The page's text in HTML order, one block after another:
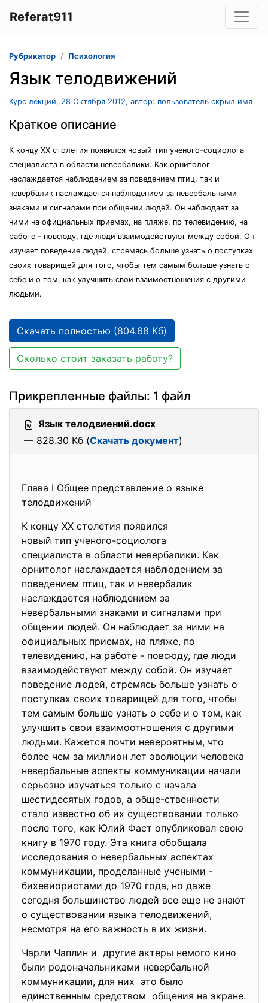
Referat911
Рубрикатор Психология
Язык телодвижений
Курс лекций, 28 Октября 2012, автор: пользователь скрыл имя
Краткое описание
К концу XX столетия появился новый тип ученого-социолога
специалиста в области невербалики. Как орнитолог
наслаждается наблюдением за поведением птиц, так и
невербалик наслаждается наблюдением за невербальными
знаками и сигналами при общении людей. Он наблюдает за
ними на официальных приемах, на пляже, по телевидению, на
работе - повсюду, где люди взаимодействуют между собой. Он
изучает поведение людей, стремясь больше узнать о поступках
своих товарищей для того, чтобы тем самым больше узнать о
себе и о том, как улучшить свои взаимоотношения с другими
людьми.
Скачать полностью (804.68 Кб)
Сколько стоит заказать работу?
Прикрепленные файлы: 1 файл
Язык телодвиений.docx
— 828.30 Кб (Скачать документ)
Глава I Общее представление о языке
телодвижений
К концу XX столетия появился
новый тип ученого-социолога
специалиста в области невербалики. Как
орнитолог наслаждается наблюдением за
поведением птиц, так и невербалик
наслаждается наблюдением за
невербальными знаками и сигналами при
общении людей. Он наблюдает за ними на
официальных приемах, на пляже, по
телевидению, на работе - повсюду, где люди
взаимодействуют между собой. Он изучает
поведение людей, стремясь больше узнать о
поступках своих товарищей для того, чтобы
тем самым больше узнать о себе и о том, как
улучшить свои взаимоотношения с другими
людьми. Кажется почти невероятным, что
более чем за миллион лет эволюции человека
невербальные аспекты коммуникации начали
серьезно изучаться только с начала
шестидесятых годов, а обще-ственности
стало известно об их существовании только
после того, как Юлий Фаст опубликовал свою
книгу в 1970 году. Эта книга обобщала
исследования о невербальных аспектах
коммуникации, проделанные учеными -
бихевиористами до 1970 года, но даже
сегодня большинство людей все еще не знают
о существовании языка телодвижений,
несмотря на его важность в их жизни.
Чарли Чаплин и другие актеры немого кино
были родоначальниками невербальной
коммуникации, для них это было
единственным средством общения на экране.